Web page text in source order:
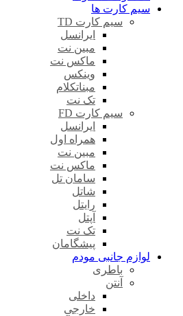
سیم کارت ها
سیم کارت TD
ایرانسل
مبین نت
ماکس نت
وینکس
مبناتکلام
تک نت
سیم کارت FD
ایرانسل
همراه اول
مبین نت
ماکس نت
سامان تل
شاتل
رایتل
آپتل
تک نت
پیشگامان
لوازم جانبی مودم
باطری
آنتن
داخلی
خارجی